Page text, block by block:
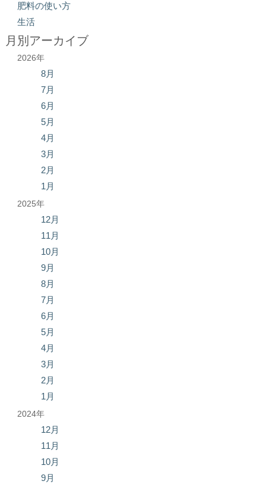
肥料の使い方
生活
月別アーカイブ
2026年
8月
7月
6月
5月
4月
3月
2月
1月
2025年
12月
11月
10月
9月
8月
7月
6月
5月
4月
3月
2月
1月
2024年
12月
11月
10月
9月